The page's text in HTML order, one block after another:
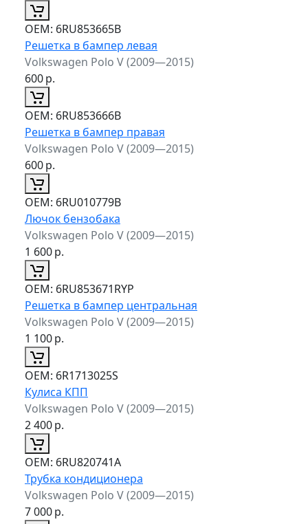
ОЕМ: 6RU853665B
Решетка в бампер левая
Volkswagen Polo V (2009—2015)
600р.
ОЕМ: 6RU853666B
Решетка в бампер правая
Volkswagen Polo V (2009—2015)
600р.
ОЕМ: 6RU010779B
Лючок бензобака
Volkswagen Polo V (2009—2015)
1 600р.
ОЕМ: 6RU853671RYP
Решетка в бампер центральная
Volkswagen Polo V (2009—2015)
1 100р.
ОЕМ: 6R1713025S
Кулиса КПП
Volkswagen Polo V (2009—2015)
2 400р.
ОЕМ: 6RU820741A
Трубка кондиционера
Volkswagen Polo V (2009—2015)
7 000р.